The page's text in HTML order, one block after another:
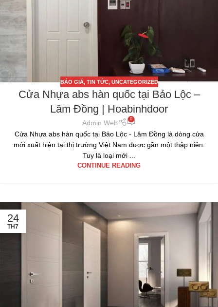
BÁO GIÁ, TIN TỨC, UNCATEGORIZED
Cửa Nhựa abs hàn quốc tại Bảo Lộc –
Lâm Đồng | Hoabinhdoor
Admin Web 0
Cửa Nhựa abs hàn quốc tại Bảo Lộc - Lâm Đồng là dòng cửa
mới xuất hiện tại thị trường Việt Nam được gần một thập niên.
Tuy là loại mới ...
CONTINUE READING
24
TH7